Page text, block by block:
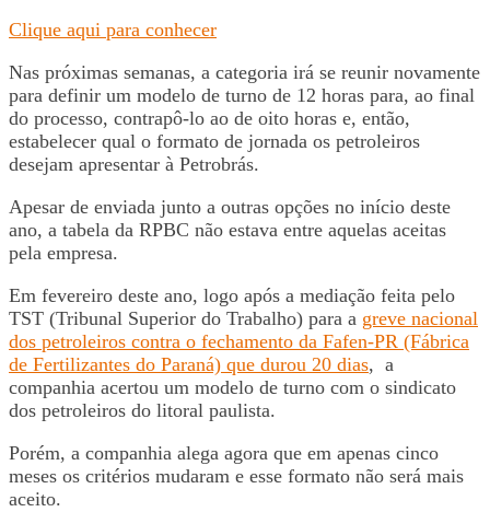
Clique aqui para conhecer
Nas próximas semanas, a categoria irá se reunir novamente
para definir um modelo de turno de 12 horas para, ao final
do processo, contrapô-lo ao de oito horas e, então,
estabelecer qual o formato de jornada os petroleiros
desejam apresentar à Petrobrás.
Apesar de enviada junto a outras opções no início deste
ano, a tabela da RPBC não estava entre aquelas aceitas
pela empresa.
Em fevereiro deste ano, logo após a mediação feita pelo
TST (Tribunal Superior do Trabalho) para a greve nacional
dos petroleiros contra o fechamento da Fafen-PR (Fábrica
de Fertilizantes do Paraná) que durou 20 dias, a
companhia acertou um modelo de turno com o sindicato
dos petroleiros do litoral paulista.
Porém, a companhia alega agora que em apenas cinco
meses os critérios mudaram e esse formato não será mais
aceito.